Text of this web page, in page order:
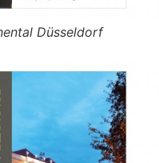
Düsseldorf